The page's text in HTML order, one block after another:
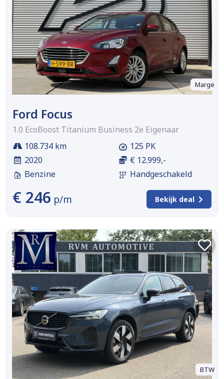
Marge
Ford Focus
1.0 EcoBoost Titanium Business 2e Eigenaar
108.734 km
2020
Benzine
125 PK
€ 12.999,-
Handgeschakeld
€ 246 p/m Bekijk deal
BTW